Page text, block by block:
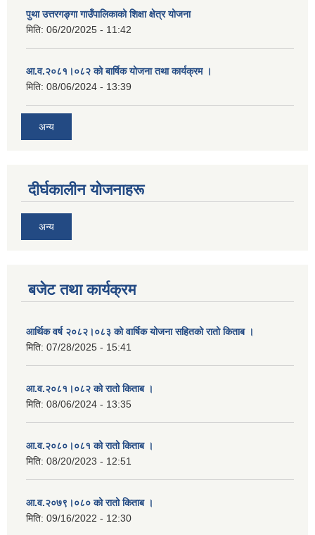
पुथा उत्तरगङ्गा गाउँपालिकाको शिक्षा क्षेत्र योजना
मिति: 06/20/2025 - 11:42
आ.व.२०८१।०८२ को बार्षिक योजना तथा कार्यक्रम ।
मिति: 08/06/2024 - 13:39
अन्य
दीर्घकालीन योजनाहरू
अन्य
बजेट तथा कार्यक्रम
आर्थिक वर्ष २०८२।०८३ को वार्षिक योजना सहितको रातो किताब ।
मिति: 07/28/2025 - 15:41
आ.व.२०८१।०८२ को रातो किताब ।
मिति: 08/06/2024 - 13:35
आ.व.२०८०।०८१ को रातो किताब ।
मिति: 08/20/2023 - 12:51
आ.व.२०७९।०८० को रातो किताब ।
मिति: 09/16/2022 - 12:30